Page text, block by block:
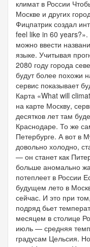
климат в России
Москве и других
Фицпатрик создал
feel like in 60
можно ввести
языке. Учитывая
2080 году города
будут более похожи
сервис показывает
Карта «What will
на карте Москву,
десятков лет там
Краснодаре. То же
Петербурге. А вот в
довольно холодно,
— он станет как
больше аномально
потеплеет в России
будущем лето в
сейчас. И это при
подряд бьет
месяцем в столице
июль — средняя
градусам Цельсия.